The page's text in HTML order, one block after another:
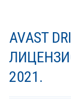
AVAST
2021.